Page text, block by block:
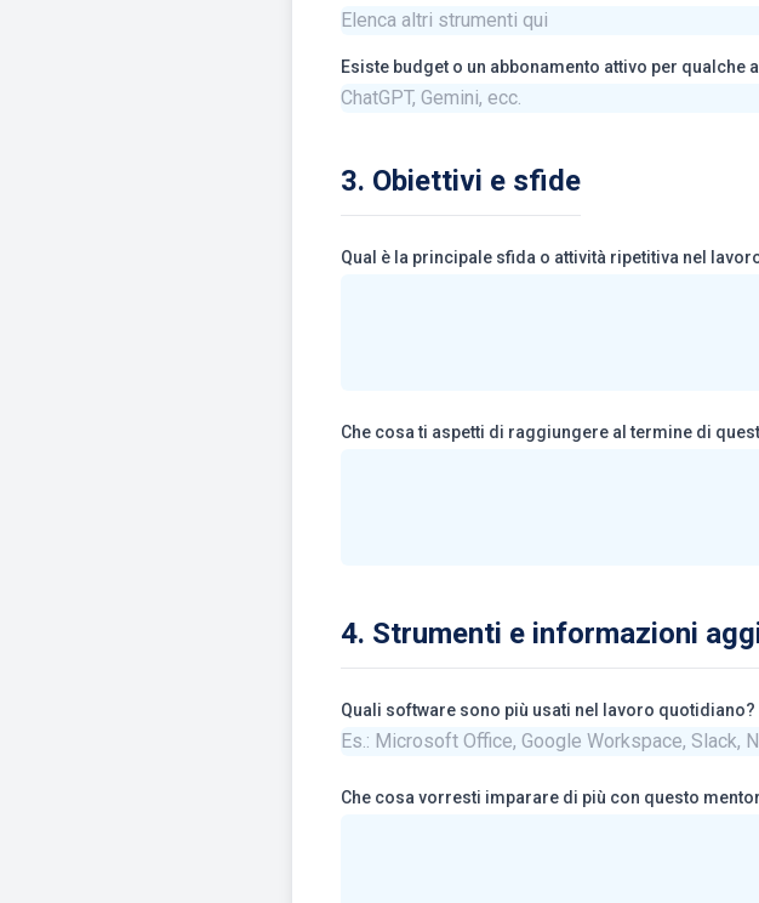
Esiste budget o un abbonamento attivo per qualche
3. Obiettivi e sfide
Qual è la principale sfida o attività ripetitiva nel
Che cosa ti aspetti di raggiungere al termine di
4. Strumenti e informazioni
Quali software sono più usati nel lavoro quotidiano?
Che cosa vorresti imparare di più con questo